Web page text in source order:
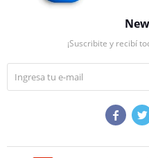
¡Suscribite y recibí
 